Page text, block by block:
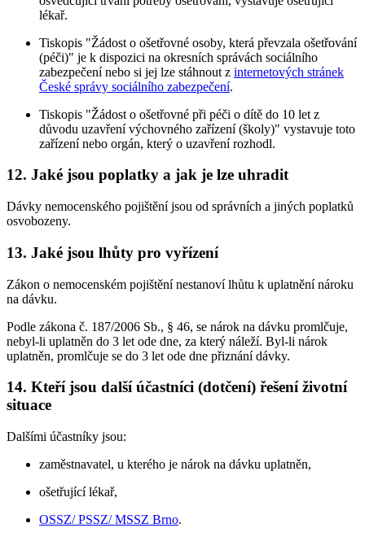
lékař.
Tiskopis "Žádost o ošetřovné osoby, která převzala ošetřování
(péči)" je k dispozici na okresních správách sociálního
zabezpečení nebo si jej lze stáhnout z internetových stránek
České správy sociálního zabezpečení.
Tiskopis "Žádost o ošetřovné při péči o dítě do 10 let z
důvodu uzavření výchovného zařízení (školy)" vystavuje toto
zařízení nebo orgán, který o uzavření rozhodl.
12. Jaké jsou poplatky a jak je lze uhradit
Dávky nemocenského pojištění jsou od správních a jiných poplatků
osvobozeny.
13. Jaké jsou lhůty pro vyřízení
Zákon o nemocenském pojištění nestanoví lhůtu k uplatnění nároku
na dávku.
Podle zákona č. 187/2006 Sb., § 46, se nárok na dávku promlčuje,
nebyl-li uplatněn do 3 let ode dne, za který náleží. Byl-li nárok
uplatněn, promlčuje se do 3 let ode dne přiznání dávky.
14. Kteří jsou další účastníci (dotčení) řešení životní
situace
Dalšími účastníky jsou:
zaměstnavatel, u kterého je nárok na dávku uplatněn,
ošetřující lékař,
OSSZ/ PSSZ/ MSSZ Brno.